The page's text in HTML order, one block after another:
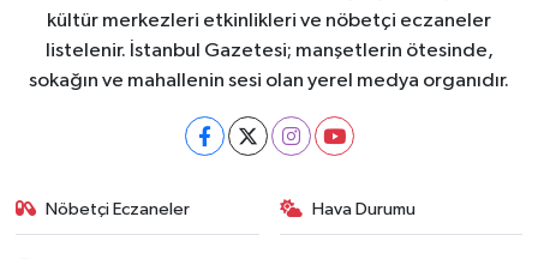
kültür merkezleri etkinlikleri ve nöbetçi eczaneler
listelenir. İstanbul Gazetesi; manşetlerin ötesinde,
sokağın ve mahallenin sesi olan yerel medya organıdır.
Nöbetçi Eczaneler Hava Durumu